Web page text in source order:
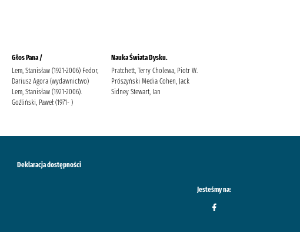
Głos Pana /
Lem, Stanisław (1921-2006) Fedor,
Dariusz Agora (wydawnictwo)
Lem, Stanisław (1921-2006).
Goźliński, Paweł (1971- )
Nauka Świata Dysku.
Pratchett, Terry Cholewa, Piotr W.
Prószyński Media Cohen, Jack
Sidney Stewart, Ian
Deklaracja dostępności
Jesteśmy na: